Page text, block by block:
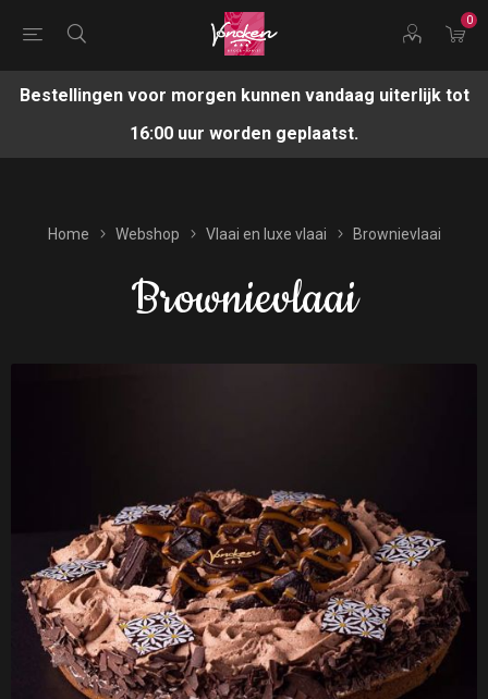
0
Bestellingen voor morgen kunnen vandaag uiterlijk tot
16:00 uur worden geplaatst.
Home Webshop Vlaai en luxe vlaai Brownievlaai
Brownievlaai